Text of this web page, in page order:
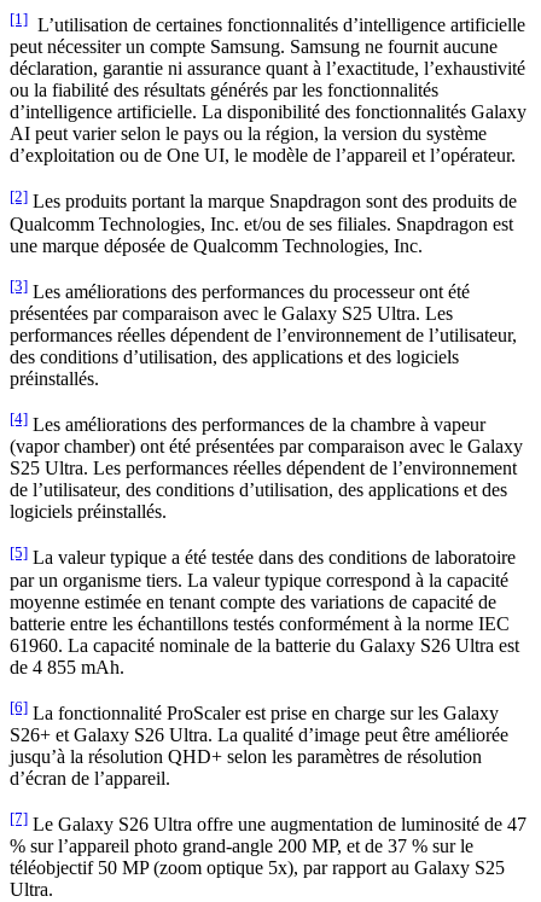
[1] L’utilisation de certaines fonctionnalités d’intelligence artificielle
peut nécessiter un compte Samsung. Samsung ne fournit aucune
déclaration, garantie ni assurance quant à l’exactitude, l’exhaustivité
ou la fiabilité des résultats générés par les fonctionnalités
d’intelligence artificielle. La disponibilité des fonctionnalités Galaxy
AI peut varier selon le pays ou la région, la version du système
d’exploitation ou de One UI, le modèle de l’appareil et l’opérateur.
[2] Les produits portant la marque Snapdragon sont des produits de
Qualcomm Technologies, Inc. et/ou de ses filiales. Snapdragon est
une marque déposée de Qualcomm Technologies, Inc.
[3] Les améliorations des performances du processeur ont été
présentées par comparaison avec le Galaxy S25 Ultra. Les
performances réelles dépendent de l’environnement de l’utilisateur,
des conditions d’utilisation, des applications et des logiciels
préinstallés.
[4] Les améliorations des performances de la chambre à vapeur
(vapor chamber) ont été présentées par comparaison avec le Galaxy
S25 Ultra. Les performances réelles dépendent de l’environnement
de l’utilisateur, des conditions d’utilisation, des applications et des
logiciels préinstallés.
[5] La valeur typique a été testée dans des conditions de laboratoire
par un organisme tiers. La valeur typique correspond à la capacité
moyenne estimée en tenant compte des variations de capacité de
batterie entre les échantillons testés conformément à la norme IEC
61960. La capacité nominale de la batterie du Galaxy S26 Ultra est
de 4 855 mAh.
[6] La fonctionnalité ProScaler est prise en charge sur les Galaxy
S26+ et Galaxy S26 Ultra. La qualité d’image peut être améliorée
jusqu’à la résolution QHD+ selon les paramètres de résolution
d’écran de l’appareil.
[7] Le Galaxy S26 Ultra offre une augmentation de luminosité de 47
% sur l’appareil photo grand-angle 200 MP, et de 37 % sur le
téléobjectif 50 MP (zoom optique 5x), par rapport au Galaxy S25
Ultra.